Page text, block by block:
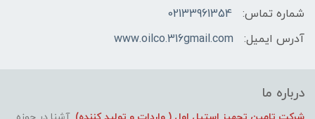
شماره تماس:
02133961354
آدرس ایمیل:
www.oilco.316gmail.com
درباره ما